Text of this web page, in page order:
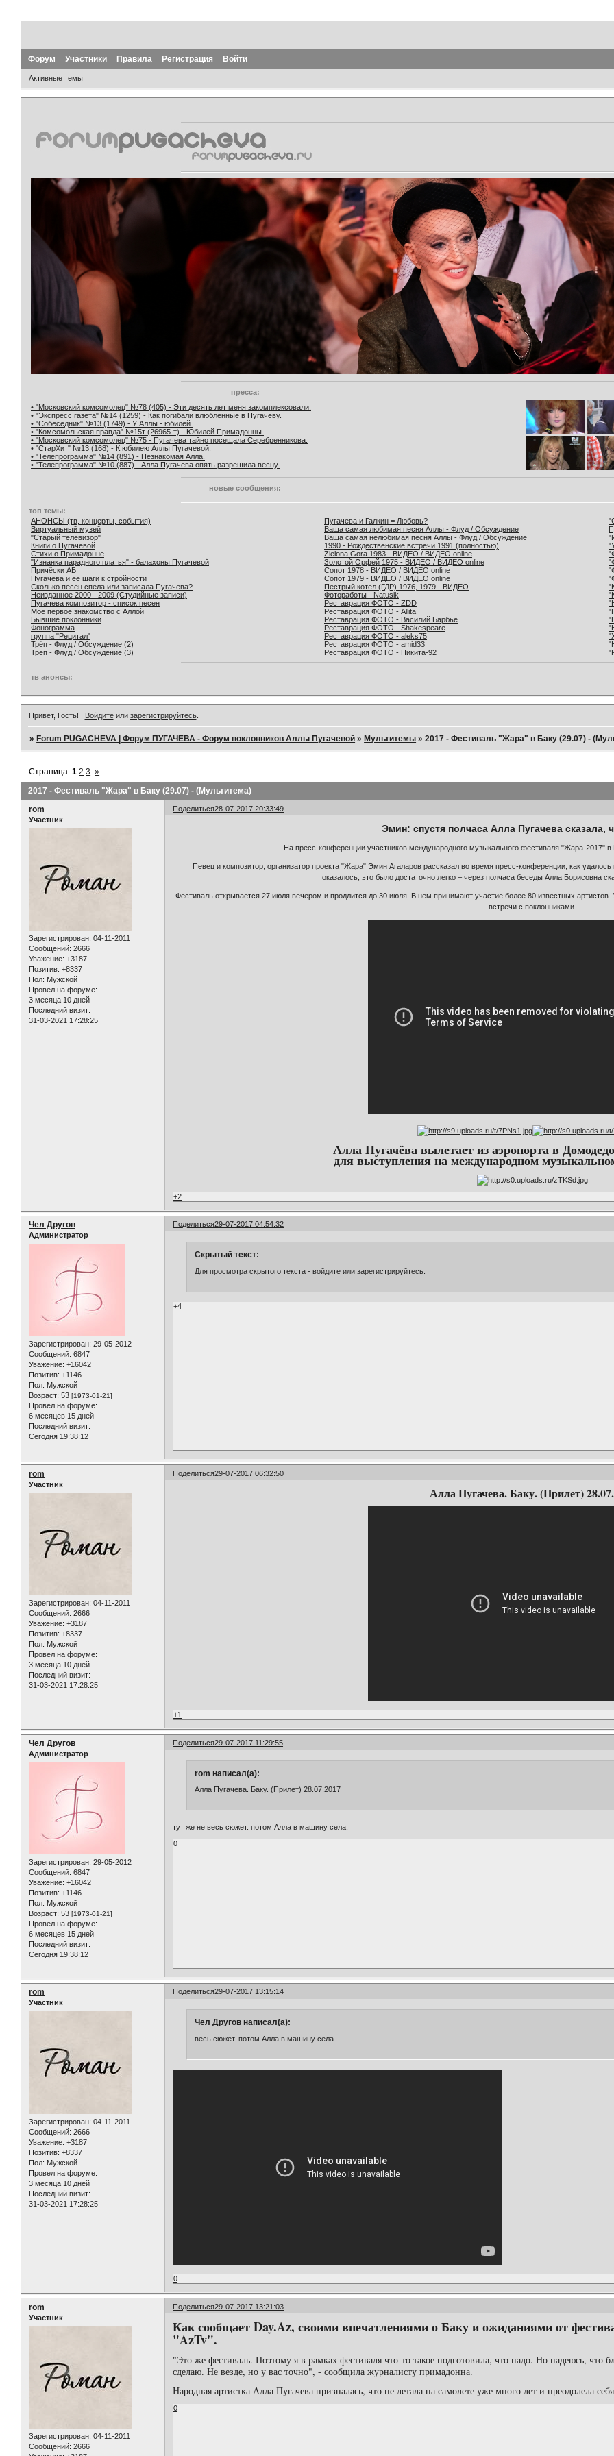
Форум Участники Правила Регистрация Войти
Активные темы
пресса:
• "Московский комсомолец" №78 (405) - Эти десять лет меня закомплексовали.
• "Экспресс газета" №14 (1259) - Как погибали влюбленные в Пугачеву.
• "Собеседник" №13 (1749) - У Аллы - юбилей.
• "Комсомольская правда" №15т (26965-т) - Юбилей Примадонны.
• "Московский комсомолец" №75 - Пугачева тайно посещала Серебренникова.
• "СтарХит" №13 (168) - К юбилею Аллы Пугачевой.
• "Телепрограмма" №14 (891) - Незнакомая Алла.
• "Телепрограмма" №10 (887) - Алла Пугачева опять разрешила весну.
новые сообщения:
топ темы:
АНОНСЫ (тв, концерты, события)
Виртуальный музей
"Старый телевизор"
Книги о Пугачевой
Стихи о Примадонне
"Изнанка парадного платья" - балахоны Пугачевой
Причёски АБ
Пугачева и ее шаги к стройности
Сколько песен спела или записала Пугачева?
Неизданное 2000 - 2009 (Студийные записи)
Пугачева композитор - список песен
Моё первое знакомство с Аллой
Бывшие поклонники
Фонограмма
группа "Рецитал"
Трёп - Флуд / Обсуждение (2)
Трёп - Флуд / Обсуждение (3)
Пугачева и Галкин = Любовь?
Ваша самая любимая песня Аллы - Флуд / Обсуждение
Ваша самая нелюбимая песня Аллы - Флуд / Обсуждение
1990 - Рождественские встречи 1991 (полностью)
Zielona Gora 1983 - ВИДЕО / ВИДЕО online
Золотой Орфей 1975 - ВИДЕО / ВИДЕО online
Сопот 1978 - ВИДЕО / ВИДЕО online
Сопот 1979 - ВИДЕО / ВИДЕО online
Пестрый котел (ГДР) 1976, 1979 - ВИДЕО
Фотоработы - Natusik
Реставрация ФОТО - ZDD
Реставрация ФОТО - Allita
Реставрация ФОТО - Василий Барбье
Реставрация ФОТО - Shakespeare
Реставрация ФОТО - aleks75
Реставрация ФОТО - amid33
Реставрация ФОТО - Никита-92
тв анонсы:
Привет, Гость! Войдитеили зарегистрируйтесь.
»Forum PUGACHEVA | Форум ПУГАЧЕВА - Форум поклонников Аллы Пугачевой »Мультитемы »2017 - Фестиваль "Жара" в Баку (29.07) -
2017 - Фестиваль "Жара" в Баку (29.07) - (Мультитема)
Страница:1 2 3 »
Поделиться28-07-2017 20:33:49
rom
Участник
Зарегистрирован: 04-11-2011
Сообщений: 2666
Уважение: +3187
Позитив: +8337
Пол: Мужской
Провел на форуме:
3 месяца 10 дней
Последний визит:
31-03-2021 17:28:25
Эмин: спустя полчаса Алла Пугачева сказала,
На пресс-конференции участников международного музыкального фестиваля "Жара-2017" в
Певец и композитор, организатор проекта "Жара" Эмин Агаларов рассказал во время пресс-конференции, как
оказалось, это было достаточно легко – через полчаса беседы Алла Борисовна
Фестиваль открывается 27 июля вечером и продлится до 30 июля. В нем принимают участие более 80 известных
встречи с поклонниками.
Алла Пугачёва вылетает из аэропорта в
для выступления на международном
+2
Поделиться29-07-2017 04:54:32
Чел Другов
Администратор
Зарегистрирован: 29-05-2012
Сообщений: 6847
Уважение: +16042
Позитив: +1146
Пол: Мужской
Возраст: 53 [1973-01-21]
Провел на форуме:
6 месяцев 15 дней
Последний визит:
Сегодня 19:38:12
Скрытый текст:
Для просмотра скрытого текста - войдитеили зарегистрируйтесь.
+4
Поделиться29-07-2017 06:32:50
rom
Участник
Зарегистрирован: 04-11-2011
Сообщений: 2666
Уважение: +3187
Позитив: +8337
Пол: Мужской
Провел на форуме:
3 месяца 10 дней
Последний визит:
31-03-2021 17:28:25
Алла Пугачева. Баку. (Прилет)
+1
Поделиться29-07-2017 11:29:55
Чел Другов
Администратор
Зарегистрирован: 29-05-2012
Сообщений: 6847
Уважение: +16042
Позитив: +1146
Пол: Мужской
Возраст: 53 [1973-01-21]
Провел на форуме:
6 месяцев 15 дней
Последний визит:
Сегодня 19:38:12
rom написал(а):
Алла Пугачева. Баку. (Прилет) 28.07.2017
тут же не весь сюжет. потом Алла в машину села.
0
Поделиться29-07-2017 13:15:14
rom
Участник
Зарегистрирован: 04-11-2011
Сообщений: 2666
Уважение: +3187
Позитив: +8337
Пол: Мужской
Провел на форуме:
3 месяца 10 дней
Последний визит:
31-03-2021 17:28:25
Чел Другов написал(а):
весь сюжет. потом Алла в машину села.
0
Поделиться29-07-2017 13:21:03
rom
Участник
Зарегистрирован: 04-11-2011
Сообщений: 2666
Как сообщает Day.Az, своими впечатлениями о Баку и ожиданиями от
"AzTv".
"Это же фестиваль. Поэтому я в рамках фестиваля что-то такое подготовила, что надо. Но надеюсь,
сделаю. Не везде, но у вас точно", - сообщила журналисту примадонна.
Народная артистка Алла Пугачева призналась, что не летала на самолете уже много лет и преодолела
0